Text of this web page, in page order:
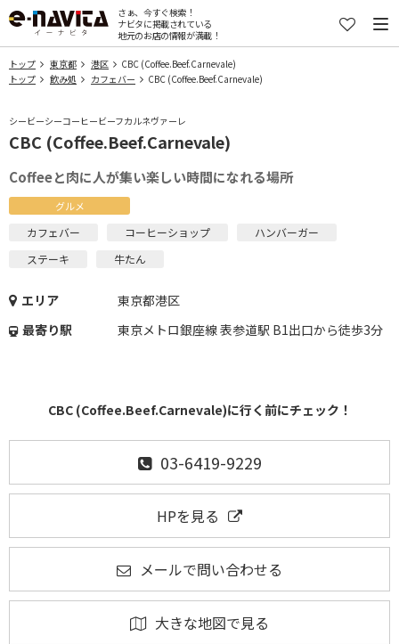
さぁ、今すぐ検索！
ナビタに掲載されている
地元のお店の情報が満載！
トップ 東京都 港区
CBC (Coffee.Beef.Carnevale)
トップ
飲み処 カフェバー CBC (Coffee.Beef.Carnevale)
シービーシーコーヒービーフカルネヴァーレ
CBC (Coffee.Beef.Carnevale)
Coffeeと肉に人が集い楽しい時間になれる場所
グルメ
カフェバー コーヒーショップ
ハンバーガー
ステーキ
牛たん
エリア
東京都港区
最寄り駅
東京メトロ銀座線 表参道駅 B1出口から徒歩3分
CBC (Coffee.Beef.Carnevale)に行く前にチェック！
03-6419-9229
HPを見る
メールで問い合わせる
大きな地図で見る